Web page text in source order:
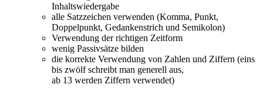
Inhaltswiedergabe
alle Satzzeichen verwenden (Komma, Punkt,
Doppelpunkt, Gedankenstrich und Semikolon)
Verwendung der richtigen Zeitform
wenig Passivsätze bilden
die korrekte Verwendung von Zahlen und Ziffern (eins
bis zwölf schreibt man generell aus,
ab 13 werden Ziffern verwendet)